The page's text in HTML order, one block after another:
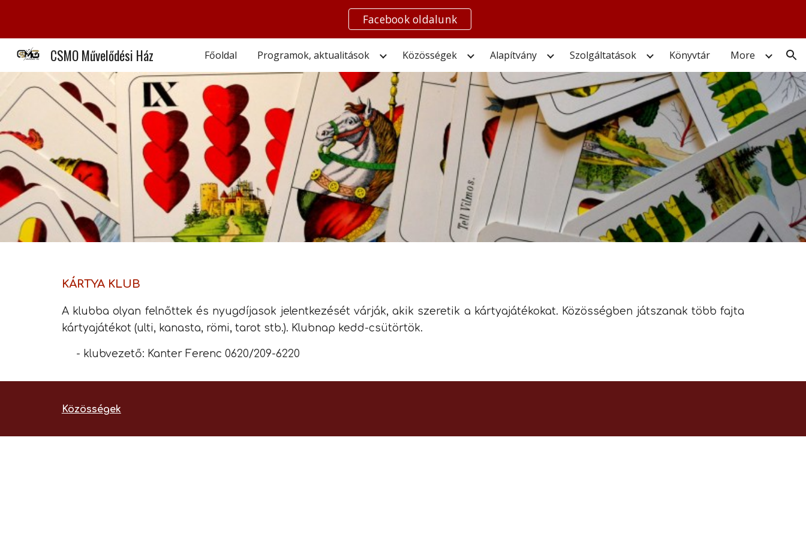
Facebook oldalunk
CSMO Művelődési Ház Főoldal Programok, aktualitások Közösségek Alapítvány Szolgáltatások Könyvtár More
KÁRTYA KLUB
A klubba olyan felnőttek és nyugdíjasok jelentkezését várják, akik szeretik a kártyajátékokat. Közösségben játszanak több fajta
kártyajátékot (ulti, kanasta, römi, tarot stb.). Klubnap kedd-csütörtök.
- klubvezető: Kanter Ferenc 0620/209-6220
Közösségek